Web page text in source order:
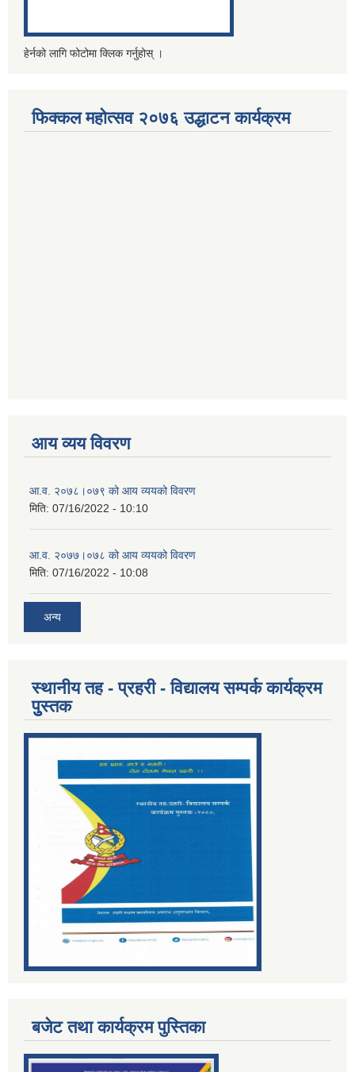
हेर्नको लागि फोटोमा क्लिक गर्नुहोस् ।
फिक्कल महोत्सव २०७६ उद्धाटन कार्यक्रम
आय व्यय विवरण
आ.व. २०७८।०७९ को आय व्ययको विवरण
मिति: 07/16/2022 - 10:10
आ.व. २०७७।०७८ को आय व्ययको विवरण
मिति: 07/16/2022 - 10:08
अन्य
स्थानीय तह - प्रहरी - विद्यालय सम्पर्क कार्यक्रम
पुुस्तक
बजेट तथा कार्यक्रम पुस्तिका